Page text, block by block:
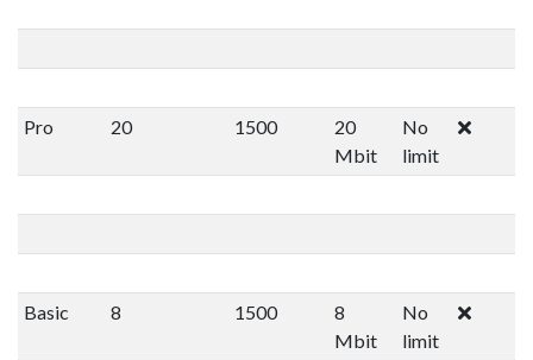
Pro 20 1500
20
Mbit
No
limit
Basic 8 1500
8
Mbit
No
limit